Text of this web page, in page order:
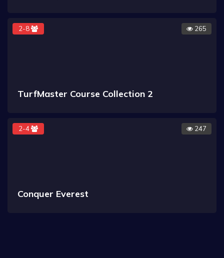
2-8 265
TurfMaster Course Collection 2
2-4 247
Conquer Everest